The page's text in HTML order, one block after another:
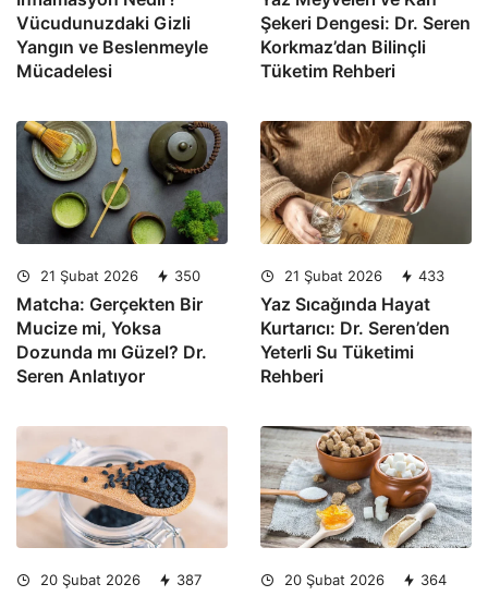
Vücudunuzdaki Gizli
Yangın ve Beslenmeyle
Mücadelesi
Şekeri Dengesi: Dr. Seren
Korkmaz’dan Bilinçli
Tüketim Rehberi
21 Şubat 2026 350
Matcha: Gerçekten Bir
Mucize mi, Yoksa
Dozunda mı Güzel? Dr.
Seren Anlatıyor
21 Şubat 2026 433
Yaz Sıcağında Hayat
Kurtarıcı: Dr. Seren’den
Yeterli Su Tüketimi
Rehberi
20 Şubat 2026 387 20 Şubat 2026 364